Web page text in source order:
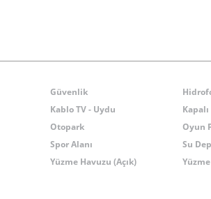
Güvenlik
Kablo TV - Uydu
Otopark
Oyun
Spor Alanı
Su
Yüzme Havuzu (Açık)